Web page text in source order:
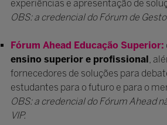
experiências e apresentação de
OBS: a credencial do Fórum de
Fórum Ahead Educação Superior:
ensino superior e profissional,
fornecedores de soluções para
estudantes para o futuro e para o
OBS: a credencial do Fórum Ahead
VIP.